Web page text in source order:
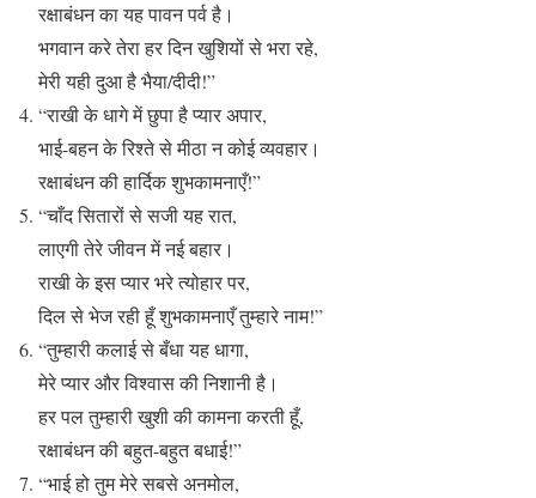
रक्षाबंधन का यह पावन पर्व है।
भगवान करे तेरा हर दिन खुशियों से भरा रहे,
मेरी यही दुआ है भैया/दीदी!”
“राखी के धागे में छुपा है प्यार अपार,
भाई-बहन के रिश्ते से मीठा न कोई व्यवहार।
रक्षाबंधन की हार्दिक शुभकामनाएँ!”
“चाँद सितारों से सजी यह रात,
लाएगी तेरे जीवन में नई बहार।
राखी के इस प्यार भरे त्योहार पर,
दिल से भेज रही हूँ शुभकामनाएँ तुम्हारे नाम!”
“तुम्हारी कलाई से बँधा यह धागा,
मेरे प्यार और विश्वास की निशानी है।
हर पल तुम्हारी खुशी की कामना करती हूँ,
रक्षाबंधन की बहुत-बहुत बधाई!”
“भाई हो तुम मेरे सबसे अनमोल,